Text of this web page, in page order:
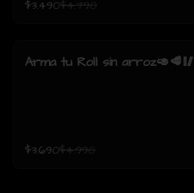
$3.490$4.790
Arma tu Roll sin arroz🥑🥩🥢
$3.690$4.990